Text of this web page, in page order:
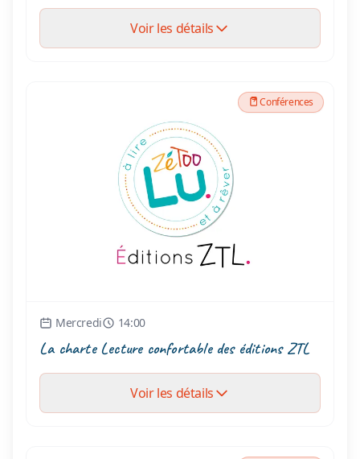
Voir les détails
Conférences
Mercredi 14:00
La charte Lecture confortable des éditions ZTL
Voir les détails